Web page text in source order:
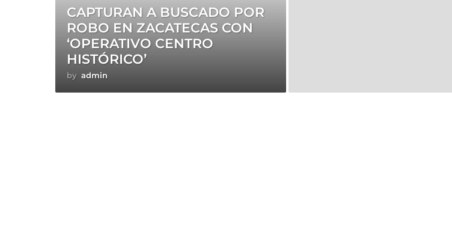
CAPTURAN A BUSCADO POR
ROBO EN ZACATECAS CON
‘OPERATIVO CENTRO
HISTÓRICO’
by admin